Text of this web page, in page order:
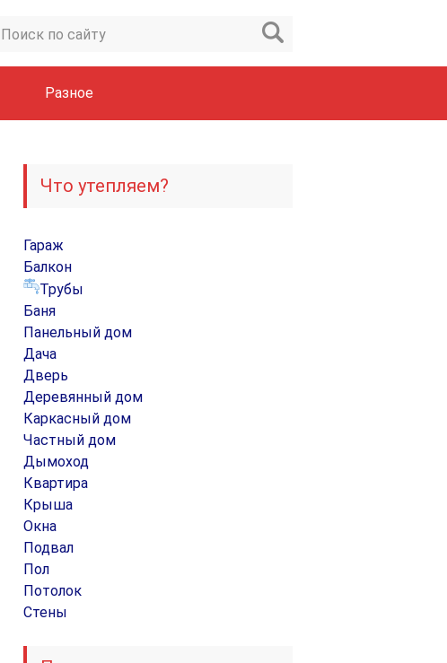
Разное
Что утепляем?
Гараж
Балкон
Трубы
Баня
Панельный дом
Дача
Дверь
Деревянный дом
Каркасный дом
Частный дом
Дымоход
Квартира
Крыша
Окна
Подвал
Пол
Потолок
Стены